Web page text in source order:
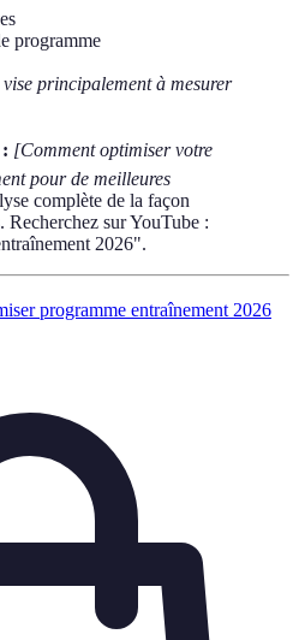
programme
principalement à mesurer
[Comment optimiser votre
pour de meilleures
complète de la façon
Recherchez sur YouTube :
2026".
programme entraînement 2026